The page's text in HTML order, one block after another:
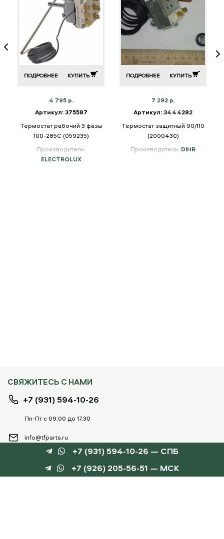
ПОДРОБНЕЕ КУПИТЬ
4 795 р.
Артикул: 375587
Термостат рабочий 3 фазы
100-285C (059235)
Производитель:
ELECTROLUX
ПОДРОБНЕЕ КУПИТЬ
7 292 р.
Артикул: 3444282
Термостат защитный 90/110
(2000430)
Производитель: DIHR
СВЯЖИТЕСЬ С НАМИ
+7 (931) 594-10-26
Пн-Пт с 09.00 до 17.30
info@tfparts.ru
ТЕХНОБОКС
+7 (931) 594-10-26 — СПБ
+7 (926) 205-56-51 — МСК